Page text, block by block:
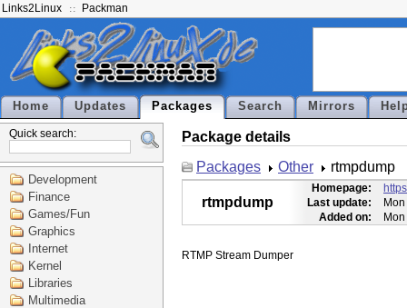
Links2Linux Packman
Home Updates Packages Search Mirrors
Quick search:
Development
Finance
Games/Fun
Graphics
Internet
Kernel
Libraries
Multimedia
Package details
Packages
Other rtmpdump
rtmpdump
Homepage:
Last update:
Added on: